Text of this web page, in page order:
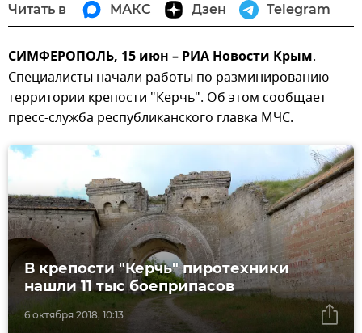
Читать в МАКС Дзен Telegram
СИМФЕРОПОЛЬ, 15 июн – РИА Новости Крым.
Специалисты начали работы по разминированию
территории крепости "Керчь". Об этом сообщает
пресс-служба республиканского главка МЧС.
6 октября 2018, 10:13
В крепости "Керчь" пиротехники
нашли 11 тыс боеприпасов